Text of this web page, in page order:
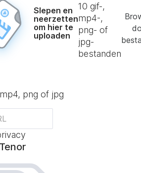
Slepen en
neerzetten
om hier te
uploaden
10 gif-,
mp4-,
png- of
jpg-
bestanden
png of jpg